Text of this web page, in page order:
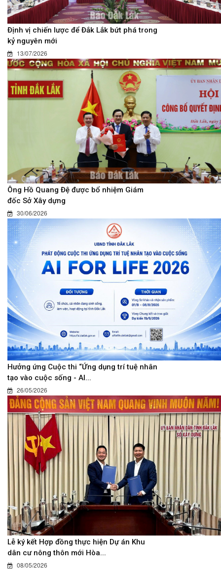
Định vị chiến lược để Đắk Lắk bứt phá trong
kỷ nguyên mới
13/07/2026
Ông Hồ Quang Đệ được bổ nhiệm Giám
đốc Sở Xây dựng
30/06/2026
Hưởng ứng Cuộc thi “Ứng dụng trí tuệ nhân
tạo vào cuộc sống - AI...
26/05/2026
Lễ ký kết Hợp đồng thực hiện Dự án Khu
dân cư nông thôn mới Hòa...
08/05/2026